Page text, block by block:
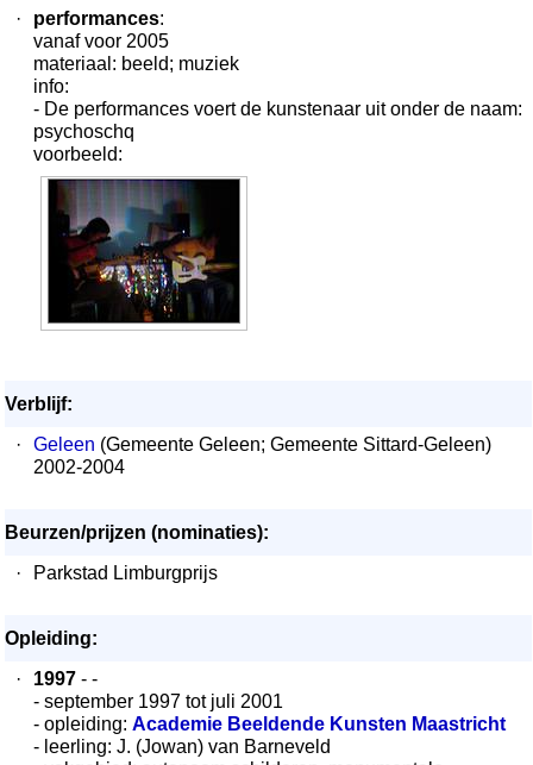
·
performances:
vanaf voor 2005
materiaal: beeld; muziek
info:
- De performances voert de kunstenaar uit onder de naam:
psychoschq
voorbeeld:
Verblijf:
·
Geleen (Gemeente Geleen; Gemeente Sittard-Geleen)
2002-2004
Beurzen/prijzen (nominaties):
·
Parkstad Limburgprijs
Opleiding:
·
1997 - -
- september 1997 tot juli 2001
- opleiding: Academie Beeldende Kunsten Maastricht
- leerling: J. (Jowan) van Barneveld